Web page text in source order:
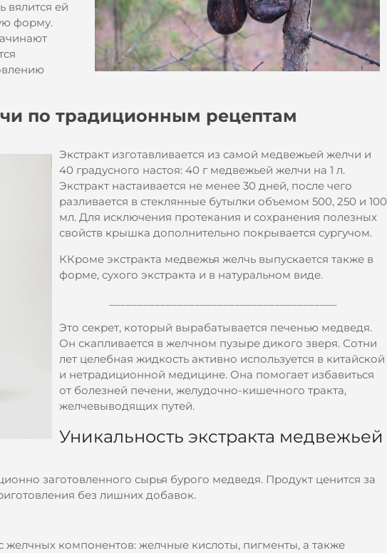
вялится ей
форму.
по традиционным рецептам
Экстракт изготавливается из самой медвежьей желчи и
40 градусного настоя: 40 г медвежьей желчи на 1 л.
Экстракт настаивается не менее 30 дней, после чего
разливается в стеклянные бутылки объемом 500, 250 и 100
мл. Для исключения протекания и сохранения полезных
свойств крышка дополнительно покрывается сургучом.
ККроме экстракта медвежья желчь выпускается также в
форме, сухого экстракта и в натуральном виде.
Это секрет, который вырабатывается печенью медведя.
Он скапливается в желчном пузыре дикого зверя. Сотни
лет целебная жидкость активно используется в китайской
и нетрадиционной медицине. Она помогает избавиться
от болезней печени, желудочно-кишечного тракта,
желчевыводящих путей.
Уникальность экстракта медвежьей
заготовленного сырья бурого медведя. Продукт ценится за
без лишних добавок.
желчных компонентов: желчные кислоты, пигменты, а также